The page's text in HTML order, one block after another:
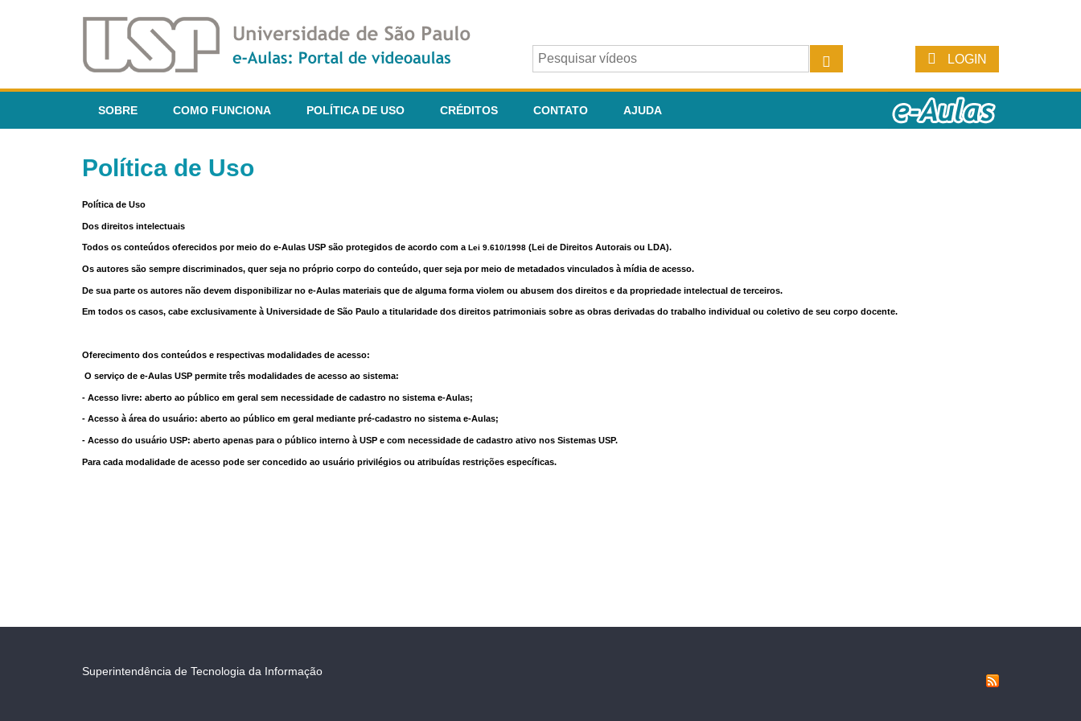
LOGIN
SOBRE COMO FUNCIONA POLÍTICA DE USO CRÉDITOS CONTATO AJUDA
Política de Uso
Política de Uso
Dos direitos intelectuais
Todos os conteúdos oferecidos por meio do e-Aulas USP são protegidos de acordo com a Lei 9.610/1998 (Lei de Direitos Autorais ou LDA).
Os autores são sempre discriminados, quer seja no próprio corpo do conteúdo, quer seja por meio de metadados vinculados à mídia de acesso.
De sua parte os autores não devem disponibilizar no e-Aulas materiais que de alguma forma violem ou abusem dos direitos e da propriedade intelectual de terceiros.
Em todos os casos, cabe exclusivamente à Universidade de São Paulo a titularidade dos direitos patrimoniais sobre as obras derivadas do trabalho individual ou coletivo de seu corpo docente.
Oferecimento dos conteúdos e respectivas modalidades de acesso:
O serviço de e-Aulas USP permite três modalidades de acesso ao sistema:
- Acesso livre: aberto ao público em geral sem necessidade de cadastro no sistema e-Aulas;
- Acesso à área do usuário: aberto ao público em geral mediante pré-cadastro no sistema e-Aulas;
- Acesso do usuário USP: aberto apenas para o público interno à USP e com necessidade de cadastro ativo nos Sistemas USP.
Para cada modalidade de acesso pode ser concedido ao usuário privilégios ou atribuídas restrições específicas.
Superintendência de Tecnologia da Informação